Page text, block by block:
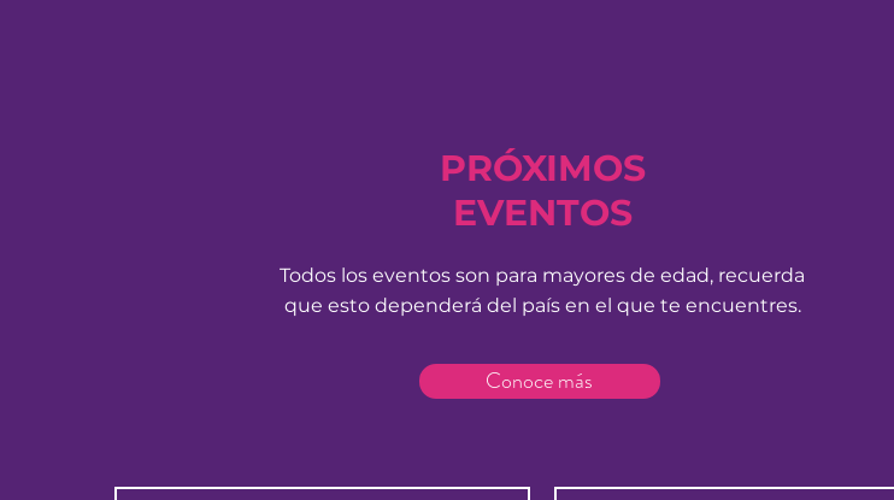
PRÓXIMOS
EVENTOS
Todos los eventos son para mayores de edad, recuerda
que esto dependerá del país en el que te encuentres.
Conoce más